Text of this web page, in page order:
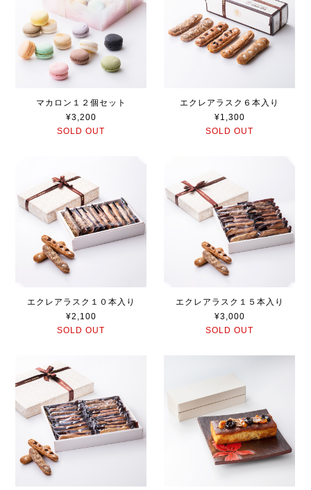
マカロン１２個セット
¥3,200
SOLD OUT
エクレアラスク６本入り
¥1,300
SOLD OUT
エクレアラスク１０本入り
¥2,100
SOLD OUT
エクレアラスク１５本入り
¥3,000
SOLD OUT